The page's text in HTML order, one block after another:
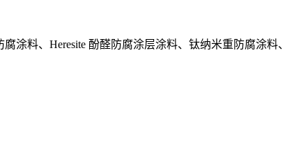
涂料、Heresite 酚醛防腐涂层涂料、钛纳米重防腐涂料、